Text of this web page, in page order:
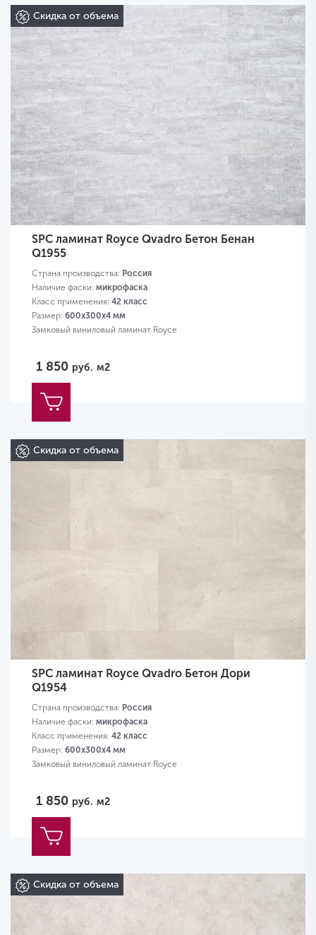
Скидка от объема
SPC ламинат Royce Qvadro Бетон Бенан
Q1955
Страна производства: Россия
Наличие фаски: микрофаска
Класс применения: 42 класс
Размер: 600х300х4 мм
Замковый виниловый ламинат Royce
1 850 руб. м2
Скидка от объема
SPC ламинат Royce Qvadro Бетон Дори
Q1954
Страна производства: Россия
Наличие фаски: микрофаска
Класс применения: 42 класс
Размер: 600х300х4 мм
Замковый виниловый ламинат Royce
1 850 руб. м2
Скидка от объема